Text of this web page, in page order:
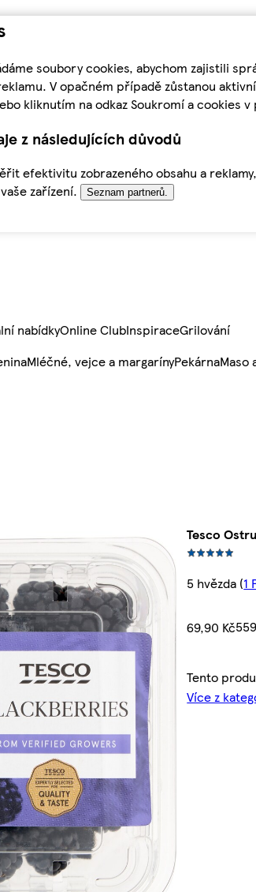
soubory cookies, abychom zajistili
V opačném případě zůstanou
kliknutím na odkaz Soukromí a cookies
z následujících důvodů
efektivitu zobrazeného obsahu a
zařízení.
Seznam partnerů.
nabídkyOnline ClubInspiraceGrilování
Mléčné, vejce a margarínyPekárnaMaso
Tesco
5 hvězda (1
69,90 Kč
Tento
Více z